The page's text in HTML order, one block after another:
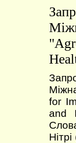
for
and